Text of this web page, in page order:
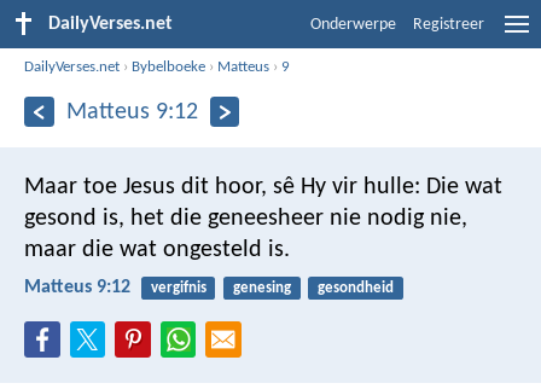
DailyVerses.net Onderwerpe Registreer
DailyVerses.net › Bybelboeke › Matteus › 9
Matteus 9:12
Maar toe Jesus dit hoor, sê Hy vir hulle: Die wat
gesond is, het die geneesheer nie nodig nie,
maar die wat ongesteld is.
Matteus 9:12 vergifnis genesing gesondheid